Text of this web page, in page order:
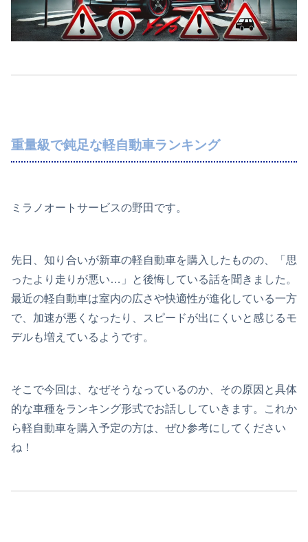
重量級で鈍足な軽自動車ランキング
ミラノオートサービスの野田です。
先日、知り合いが新車の軽自動車を購入したものの、「思
ったより走りが悪い…」と後悔している話を聞きました。
最近の軽自動車は室内の広さや快適性が進化している一方
で、加速が悪くなったり、スピードが出にくいと感じるモ
デルも増えているようです。
そこで今回は、なぜそうなっているのか、その原因と具体
的な車種をランキング形式でお話ししていきます。これか
ら軽自動車を購入予定の方は、ぜひ参考にしてください
ね！